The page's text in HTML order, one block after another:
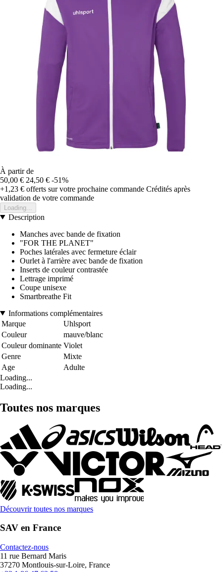
À partir de
50,00 € 24,50 € -51%
+1,23 € offerts sur votre prochaine commande Crédités après
validation de votre commande
Loading...
Description
Manches avec bande de fixation
"FOR THE PLANET"
Poches latérales avec fermeture éclair
Ourlet à l'arrière avec bande de fixation
Inserts de couleur contrastée
Lettrage imprimé
Coupe unisexe
Smartbreathe Fit
Informations complémentaires
Marque
Uhlsport
Couleur
mauve/blanc
Couleur dominante Violet
Genre
Mixte
Age
Adulte
Loading...
Loading...
Toutes nos marques
Découvrir toutes nos marques
SAV en France
Contactez-nous
11 rue Bernard Maris
37270 Montlouis-sur-Loire, France